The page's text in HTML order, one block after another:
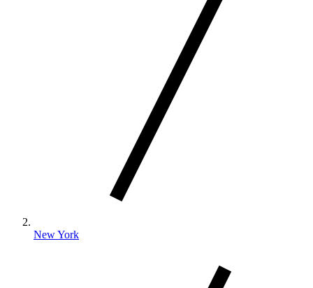
New York